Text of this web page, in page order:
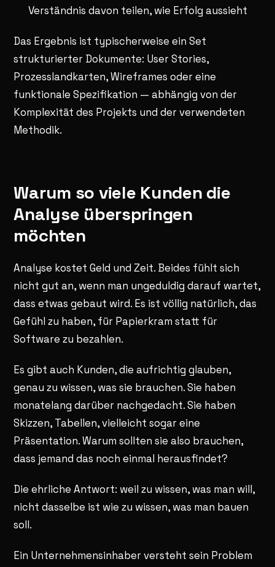
Verständnis davon teilen, wie Erfolg aussieht
Das Ergebnis ist typischerweise ein Set
strukturierter Dokumente: User Stories,
Prozesslandkarten, Wireframes oder eine
funktionale Spezifikation — abhängig von der
Komplexität des Projekts und der verwendeten
Methodik.
Warum so viele Kunden die
Analyse überspringen
möchten
Analyse kostet Geld und Zeit. Beides fühlt sich
nicht gut an, wenn man ungeduldig darauf wartet,
dass etwas gebaut wird. Es ist völlig natürlich, das
Gefühl zu haben, für Papierkram statt für
Software zu bezahlen.
Es gibt auch Kunden, die aufrichtig glauben,
genau zu wissen, was sie brauchen. Sie haben
monatelang darüber nachgedacht. Sie haben
Skizzen, Tabellen, vielleicht sogar eine
Präsentation. Warum sollten sie also brauchen,
dass jemand das noch einmal herausfindet?
Die ehrliche Antwort: weil zu wissen, was man will,
nicht dasselbe ist wie zu wissen, was man bauen
soll.
Ein Unternehmensinhaber versteht sein Problem